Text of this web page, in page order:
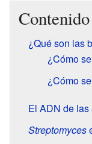
Contenido
¿Qué son las
¿Cómo
¿Cómo
El ADN de las
Streptomyces